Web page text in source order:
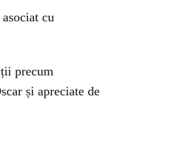
cu
precum
și apreciate de